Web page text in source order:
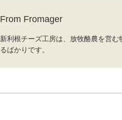
From Fromager
新利根チーズ工房は、放牧酪農を営
るばかりです。